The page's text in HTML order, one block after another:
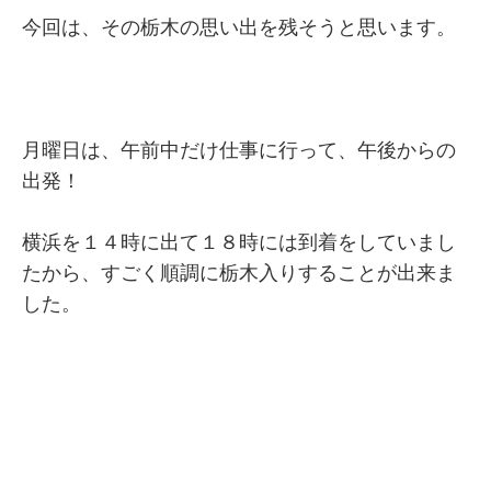
今回は、その栃木の思い出を残そうと思います。
月曜日は、午前中だけ仕事に行って、午後からの
出発！
横浜を１４時に出て１８時には到着をしていまし
たから、すごく順調に栃木入りすることが出来ま
した。